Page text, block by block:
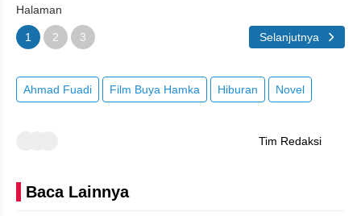
Halaman
1 2 3 Selanjutnya
Ahmad Fuadi Film Buya Hamka Hiburan Novel
Tim Redaksi
Baca Lainnya